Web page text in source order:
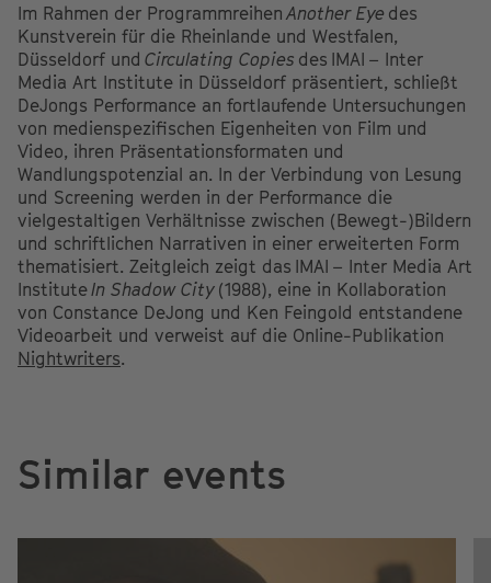
Im Rahmen der Programmreihen Another Eye des
Kunstverein für die Rheinlande und Westfalen,
Düsseldorf und Circulating Copies des IMAI – Inter
Media Art Institute in Düsseldorf präsentiert, schließt
DeJongs Performance an fortlaufende Untersuchungen
von medienspezifischen Eigenheiten von Film und
Video, ihren Präsentationsformaten und
Wandlungspotenzial an. In der Verbindung von Lesung
und Screening werden in der Performance die
vielgestaltigen Verhältnisse zwischen (Bewegt-)Bildern
und schriftlichen Narrativen in einer erweiterten Form
thematisiert. Zeitgleich zeigt das IMAI – Inter Media Art
InstituteIn Shadow City (1988), eine in Kollaboration
von Constance DeJong und Ken Feingold entstandene
Videoarbeit und verweist auf die Online-Publikation
Nightwriters.
Similar events